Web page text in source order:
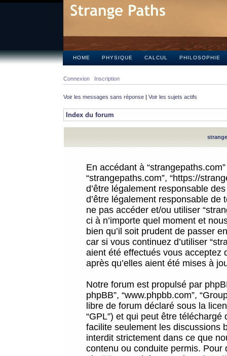
HOME PHYSIQUE CALCUL PHILOSOPHIE
Connexion Inscription
Voir les messages sans réponse | Voir les sujets actifs
Index du forum
En accédant à
“strangepaths.com”, “https://
d’être légalement responsable
d’être légalement responsable
ne pas accéder et/ou utiliser
ci à n’importe quel moment et
bien qu’il soit prudent de passer
car si vous continuez d’utiliser
aient été effectués vous acceptez
après qu’elles aient été mises à
Notre forum est propulsé par
phpBB”, “www.phpbb.com”,
libre de forum déclaré sous la
“GPL”) et qui peut être téléchargé
facilite seulement les discussions
interdit strictement dans ce que
contenu ou conduite permis.